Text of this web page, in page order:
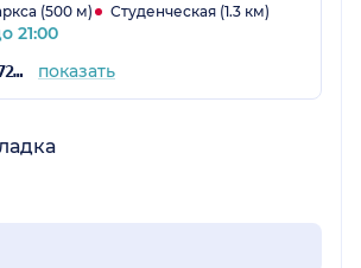
(500 м) Студенческая (1.3 км)
21:00
+7 (383) 242-72-53 показать